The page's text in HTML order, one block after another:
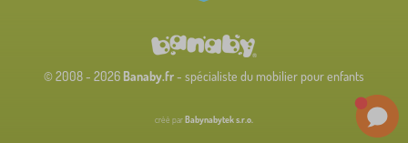
© 2008 - 2026 Banaby.fr- spécialiste du mobilier pour enfants
créé parBabynabytek s.r.o.